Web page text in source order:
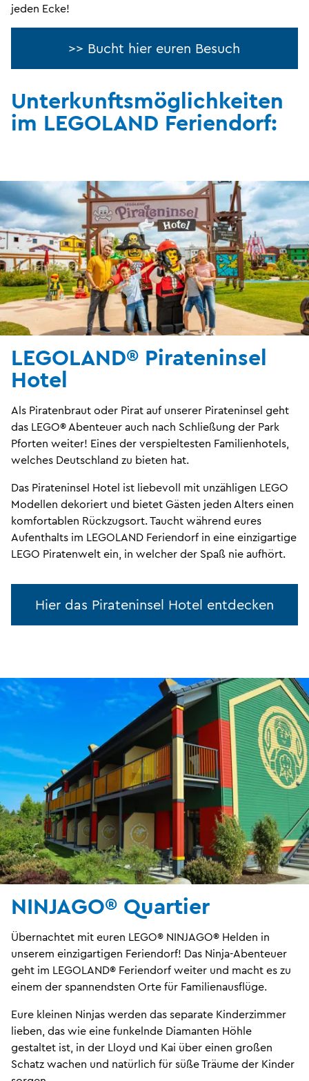
jeden Ecke!
>> Bucht hier euren Besuch
Unterkunftsmöglichkeiten
im LEGOLAND Feriendorf:
LEGOLAND® Pirateninsel
Hotel
Als Piratenbraut oder Pirat auf unserer Pirateninsel geht
das LEGO® Abenteuer auch nach Schließung der Park
Pforten weiter! Eines der verspieltesten Familienhotels,
welches Deutschland zu bieten hat.
Das Pirateninsel Hotel ist liebevoll mit unzähligen LEGO
Modellen dekoriert und bietet Gästen jeden Alters einen
komfortablen Rückzugsort. Taucht während eures
Aufenthalts im LEGOLAND Feriendorf in eine einzigartige
LEGO Piratenwelt ein, in welcher der Spaß nie aufhört.
Hier das Pirateninsel Hotel entdecken
NINJAGO® Quartier
Übernachtet mit euren LEGO® NINJAGO® Helden in
unserem einzigartigen Feriendorf! Das Ninja-Abenteuer
geht im LEGOLAND® Feriendorf weiter und macht es zu
einem der spannendsten Orte für Familienausflüge.
Eure kleinen Ninjas werden das separate Kinderzimmer
lieben, das wie eine funkelnde Diamanten Höhle
gestaltet ist, in der Lloyd und Kai über einen großen
Schatz wachen und natürlich für süße Träume der Kinder